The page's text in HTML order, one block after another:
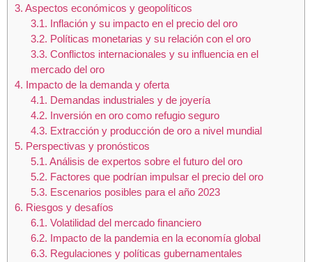
3. Aspectos económicos y geopolíticos
3.1. Inflación y su impacto en el precio del oro
3.2. Políticas monetarias y su relación con el oro
3.3. Conflictos internacionales y su influencia en el
mercado del oro
4. Impacto de la demanda y oferta
4.1. Demandas industriales y de joyería
4.2. Inversión en oro como refugio seguro
4.3. Extracción y producción de oro a nivel mundial
5. Perspectivas y pronósticos
5.1. Análisis de expertos sobre el futuro del oro
5.2. Factores que podrían impulsar el precio del oro
5.3. Escenarios posibles para el año 2023
6. Riesgos y desafíos
6.1. Volatilidad del mercado financiero
6.2. Impacto de la pandemia en la economía global
6.3. Regulaciones y políticas gubernamentales